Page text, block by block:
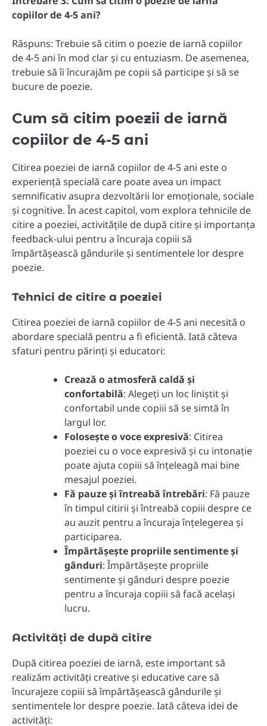
copiilor de 4-5 ani?
Răspuns: Trebuie să citim o poezie de iarnă copiilor
de 4-5 ani în mod clar și cu entuziasm. De asemenea,
trebuie să îi încurajăm pe copii să participe și să se
bucure de poezie.
Cum să citim poezii de iarnă
copiilor de 4-5 ani
Citirea poeziei de iarnă copiilor de 4-5 ani este o
experiență specială care poate avea un impact
semnificativ asupra dezvoltării lor emoționale, sociale
și cognitive. În acest capitol, vom explora tehnicile de
citire a poeziei, activitățile de după citire și importanța
feedback-ului pentru a încuraja copiii să
împărtășească gândurile și sentimentele lor despre
poezie.
Tehnici de citire a poeziei
Citirea poeziei de iarnă copiilor de 4-5 ani necesită o
abordare specială pentru a fi eficientă. Iată câteva
sfaturi pentru părinți și educatori:
Crează o atmosferă caldă și
confortabilă: Alegeți un loc liniștit și
confortabil unde copiii să se simtă în
largul lor.
Folosește o voce expresivă: Citirea
poeziei cu o voce expresivă și cu intonație
poate ajuta copiii să înțeleagă mai bine
mesajul poeziei.
Fă pauze și întreabă întrebări: Fă pauze
în timpul citirii și întreabă copiii despre ce
au auzit pentru a încuraja înțelegerea și
participarea.
Împărtășește propriile sentimente și
gânduri: Împărtășește propriile
sentimente și gânduri despre poezie
pentru a încuraja copiii să facă același
lucru.
Activități de după citire
După citirea poeziei de iarnă, este important să
realizăm activități creative și educative care să
încurajeze copiii să împărtășească gândurile și
sentimentele lor despre poezie. Iată câteva idei de
activități: